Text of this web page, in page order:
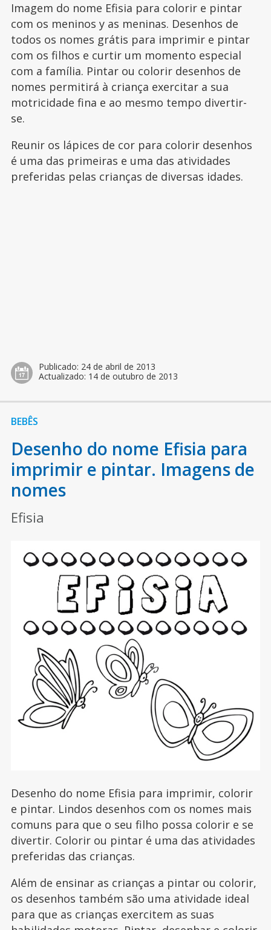
Imagem do nome Efisia para colorir e pintar
com os meninos y as meninas. Desenhos de
todos os nomes grátis para imprimir e pintar
com os filhos e curtir um momento especial
com a família. Pintar ou colorir desenhos de
nomes permitirá à criança exercitar a sua
motricidade fina e ao mesmo tempo divertir-
se.
Reunir os lápices de cor para colorir desenhos
é uma das primeiras e uma das atividades
preferidas pelas crianças de diversas idades.
Publicado: 24 de abril de 2013
Actualizado: 14 de outubro de 2013
BEBÊS
Desenho do nome Efisia para
imprimir e pintar. Imagens de
nomes
Efisia
Desenho do nome Efisia para imprimir, colorir
e pintar. Lindos desenhos com os nomes mais
comuns para que o seu filho possa colorir e se
divertir. Colorir ou pintar é uma das atividades
preferidas das crianças.
Além de ensinar as crianças a pintar ou colorir,
os desenhos também são uma atividade ideal
para que as crianças exercitem as suas